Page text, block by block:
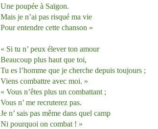
Une poupée à Saïgon.
Mais je n’ai pas risqué ma vie
Pour entendre cette chanson »
« Si tu n’ peux élever ton amour
Beaucoup plus haut que toi,
Tu es l’homme que je cherche depuis toujours ;
Viens combattre avec moi. »
« Vous n’êtes plus un combattant ;
Vous n’ me recruterez pas.
Je n’ sais pas même dans quel camp
Ni pourquoi on combat ! »